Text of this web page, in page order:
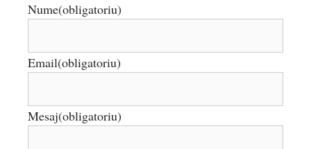
Nume(obligatoriu)
Email(obligatoriu)
Mesaj(obligatoriu)